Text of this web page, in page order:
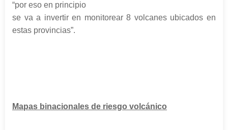
“por eso en principio
se va a invertir en monitorear 8 volcanes ubicados en
estas provincias”.
Mapas binacionales de riesgo volcánico